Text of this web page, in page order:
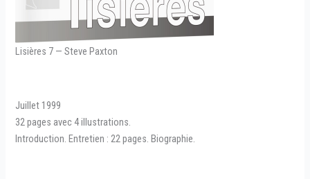
Lisières 7 — Steve Paxton
Juillet 1999
32 pages avec 4 illustrations.
Introduction. Entretien : 22 pages. Biographie.